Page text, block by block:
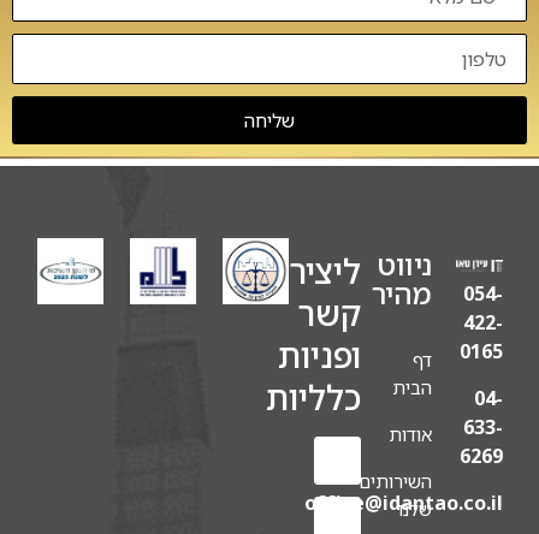
שליחה
054-
422-
0165
04-
633-
6269
office@idantao.co.il
ניווט
מהיר
דף
הבית
אודות
השירותים
שלנו
ליצירת
קשר
ופניות
כלליות